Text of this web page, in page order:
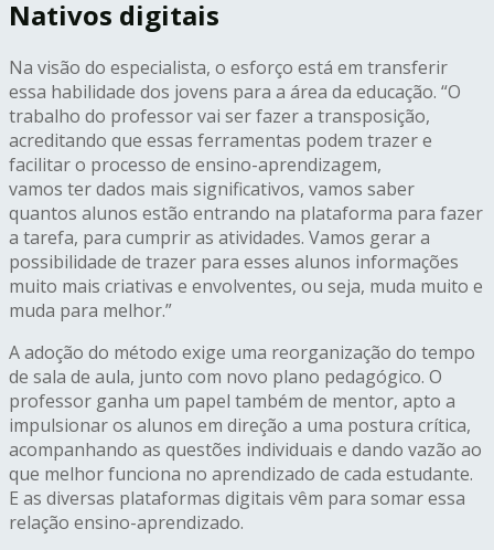
Nativos digitais
Na visão do especialista, o esforço está em transferir
essa habilidade dos jovens para a área da educação. “O
trabalho do professor vai ser fazer a transposição,
acreditando que essas ferramentas podem trazer e
facilitar o processo de ensino-aprendizagem,
vamos terdados mais significativos, vamos saber
quantos alunos estão entrando na plataforma para fazer
a tarefa, para cumprir as atividades. Vamos gerar a
possibilidade de trazer para esses alunos informações
muito mais criativas e envolventes, ou seja, muda muito e
muda para melhor.”
A adoção do método exige uma reorganização do tempo
de sala de aula, junto com novo plano pedagógico. O
professor ganha um papel também de mentor, apto a
impulsionar os alunos em direção a uma postura crítica,
acompanhando as questões individuais e dando vazão ao
que melhor funciona no aprendizado de cada estudante.
E as diversas plataformas digitais vêm para somar essa
relação ensino-aprendizado.